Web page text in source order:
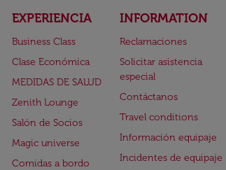
EXPERIENCIA
Business Class
Clase Económica
MEDIDAS DE SALUD
Zenith Lounge
Salón de Socios
Magic universe
Comidas a bordo
INFORMATION
Reclamaciones
Solicitar asistencia
especial
Contáctanos
Travel conditions
Información equipaje
Incidentes de equipaje